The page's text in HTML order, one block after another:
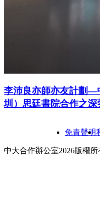
李沛良亦師亦友計劃—
圳）思廷書院合作之深
免責聲明
中大合作辦公室2026版權所